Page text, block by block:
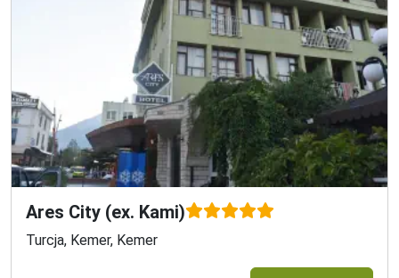
Ares City (ex. Kami)
Turcja, Kemer, Kemer